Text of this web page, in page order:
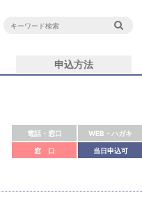
申込方法
電話・窓口 WEB・ハガキ
窓 口 当日申込可